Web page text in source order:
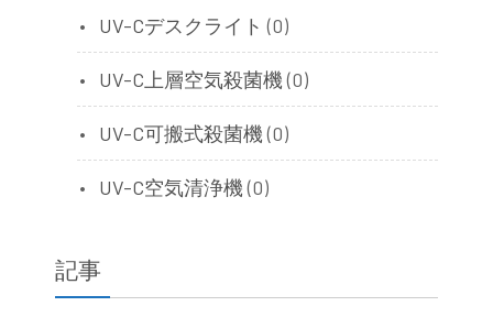
UV-Cデスクライト (0)
UV-C上層空気殺菌機 (0)
UV-C可搬式殺菌機 (0)
UV-C空気清浄機 (0)
記事